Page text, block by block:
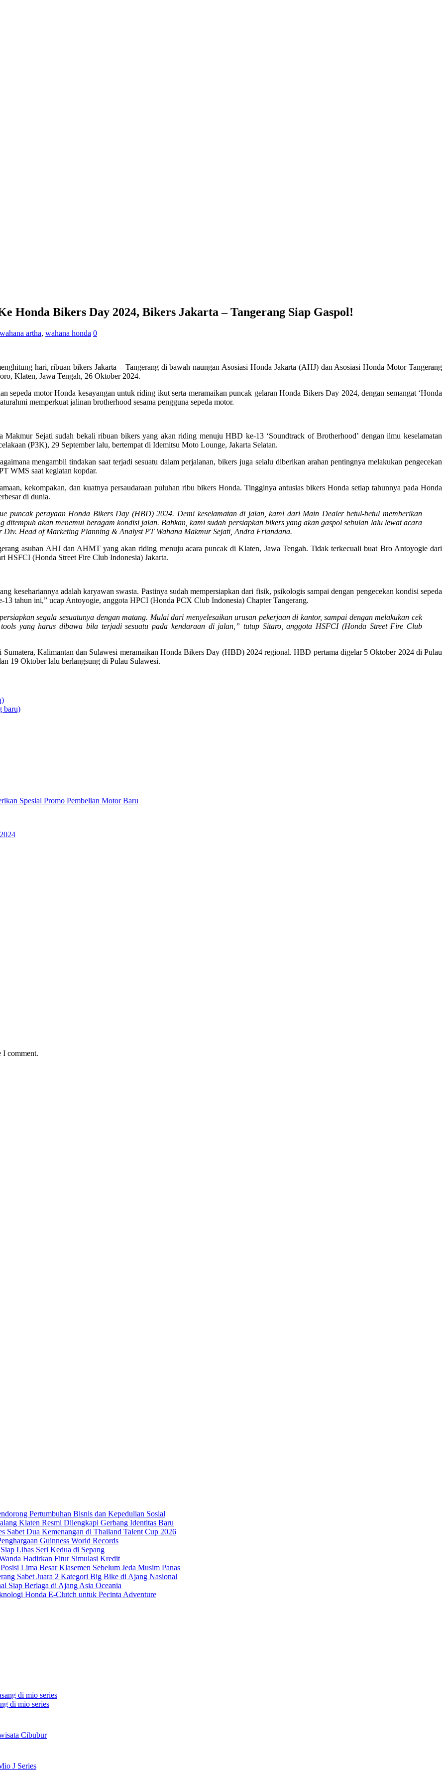
Honda Bikers Day 2024, Bikers Jakarta – Tangerang Siap Gaspol!
wahana artha, wahana honda 0
hari, ribuan bikers Jakarta – Tangerang di bawah naungan Asosiasi Honda Jakarta (AHJ) dan Asosiasi Honda Motor Tangerang
Klaten, Jawa Tengah, 26 Oktober 2024.
sepeda motor Honda kesayangan untuk riding ikut serta meramaikan puncak gelaran Honda Bikers Day 2024, dengan semangat ‘Honda
memperkuat jalinan brotherhood sesama pengguna sepeda motor.
Sejati sudah bekali ribuan bikers yang akan riding menuju HBD ke-13 ‘Soundtrack of Brotherhood’ dengan ilmu keselamatan
(P3K), 29 September lalu, bertempat di Idemitsu Moto Lounge, Jakarta Selatan.
mengambil tindakan saat terjadi sesuatu dalam perjalanan, bikers juga selalu diberikan arahan pentingnya melakukan pengecekan
WMS saat kegiatan kopdar.
kekompakan, dan kuatnya persaudaraan puluhan ribu bikers Honda. Tingginya antusias bikers Honda setiap tahunnya pada Honda
di dunia.
puncak perayaan Honda Bikers Day (HBD) 2024. Demi keselamatan di jalan, kami dari Main Dealer betul-betul memberikan
ditempuh akan menemui beragam kondisi jalan. Bahkan, kami sudah persiapkan bikers yang akan gaspol sebulan lalu lewat acara
Head of Marketing Planning & Analyst PT Wahana Makmur Sejati, Andra Friandana.
asuhan AHJ dan AHMT yang akan riding menuju acara puncak di Klaten, Jawa Tengah. Tidak terkecuali buat Bro Antoyogie dari
HSFCI (Honda Street Fire Club Indonesia) Jakarta.
kesehariannya adalah karyawan swasta. Pastinya sudah mempersiapkan dari fisik, psikologis sampai dengan pengecekan kondisi sepeda
tahun ini,” ucap Antoyogie, anggota HPCI (Honda PCX Club Indonesia) Chapter Tangerang.
segala sesuatunya dengan matang. Mulai dari menyelesaikan urusan pekerjaan di kantor, sampai dengan melakukan cek
yang harus dibawa bila terjadi sesuatu pada kendaraan di jalan,” tutup Sitaro, anggota HSFCI (Honda Street Fire Club
Kalimantan dan Sulawesi meramaikan Honda Bikers Day (HBD) 2024 regional. HBD pertama digelar 5 Oktober 2024 di Pulau
19 Oktober lalu berlangsung di Pulau Sulawesi.
baru)
Spesial Promo Pembelian Motor Baru
I comment.
Pertumbuhan Bisnis dan Kepedulian Sosial
Klaten Resmi Dilengkapi Gerbang Identitas Baru
Sabet Dua Kemenangan di Thailand Talent Cup 2026
Guinness World Records
Libas Seri Kedua di Sepang
Hadirkan Fitur Simulasi Kredit
Lima Besar Klasemen Sebelum Jeda Musim Panas
Sabet Juara 2 Kategori Big Bike di Ajang Nasional
Siap Berlaga di Ajang Asia Oceania
Honda E-Clutch untuk Pecinta Adventure
di mio series
Cibubur
J Series